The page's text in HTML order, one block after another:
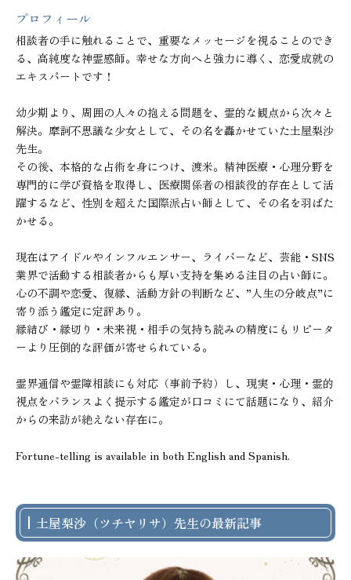
プロフィール
相談者の手に触れることで、重要なメッセージを視ることのでき
る、高純度な神霊感師。幸せな方向へと強力に導く、恋愛成就の
エキスパートです！
幼少期より、周囲の人々の抱える問題を、霊的な観点から次々と
解決。摩訶不思議な少女として、その名を轟かせていた土屋梨沙
先生。
その後、本格的な占術を身につけ、渡米。精神医療・心理分野を
専門的に学び資格を取得し、医療関係者の相談役的存在として活
躍するなど、性別を超えた国際派占い師として、その名を羽ばた
かせる。
現在はアイドルやインフルエンサー、ライバーなど、芸能・SNS
業界で活動する相談者からも厚い支持を集める注目の占い師に。
心の不調や恋愛、復縁、活動方針の判断など、”人生の分岐点”に
寄り添う鑑定に定評あり。
縁結び・縁切り・未来視・相手の気持ち読みの精度にもリピータ
ーより圧倒的な評価が寄せられている。
霊界通信や霊障相談にも対応（事前予約）し、現実・心理・霊的
視点をバランスよく提示する鑑定が口コミにて話題になり、紹介
からの来訪が絶えない存在に。
Fortune-telling is available in both English and Spanish.
土屋梨沙（ツチヤリサ）先生の最新記事